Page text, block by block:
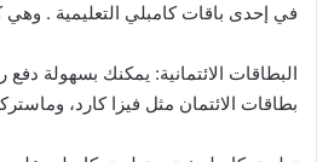
في إحدى باقات كامبلي التعليمية . وهي
البطاقات الائتمانية: يمكنك بسهولة
بطاقات الائتمان مثل فيزا كارد،